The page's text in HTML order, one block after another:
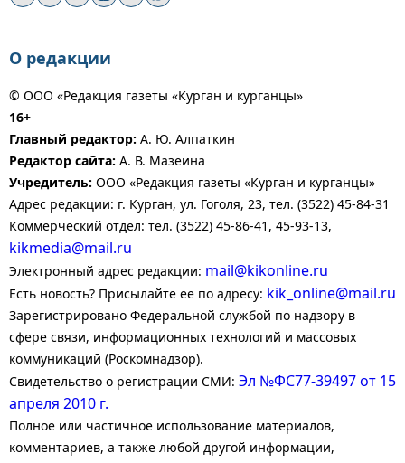
О редакции
© ООО «Редакция газеты «Курган и курганцы»
16+
Главный редактор: А. Ю. Алпаткин
Редактор сайта: А. В. Мазеина
Учредитель: ООО «Редакция газеты «Курган и курганцы»
Адрес редакции: г. Курган, ул. Гоголя, 23, тел. (3522) 45-84-31
Коммерческий отдел: тел. (3522) 45-86-41, 45-93-13,
kikmedia@mail.ru
Электронный адрес редакции: mail@kikonline.ru
Есть новость? Присылайте ее по адресу: kik_online@mail.ru
Зарегистрировано Федеральной службой по надзору в
сфере связи, информационных технологий и массовых
коммуникаций (Роскомнадзор).
Свидетельство о регистрации СМИ: Эл №ФС77-39497 от 15
апреля 2010 г.
Полное или частичное использование материалов,
комментариев, а также любой другой информации,